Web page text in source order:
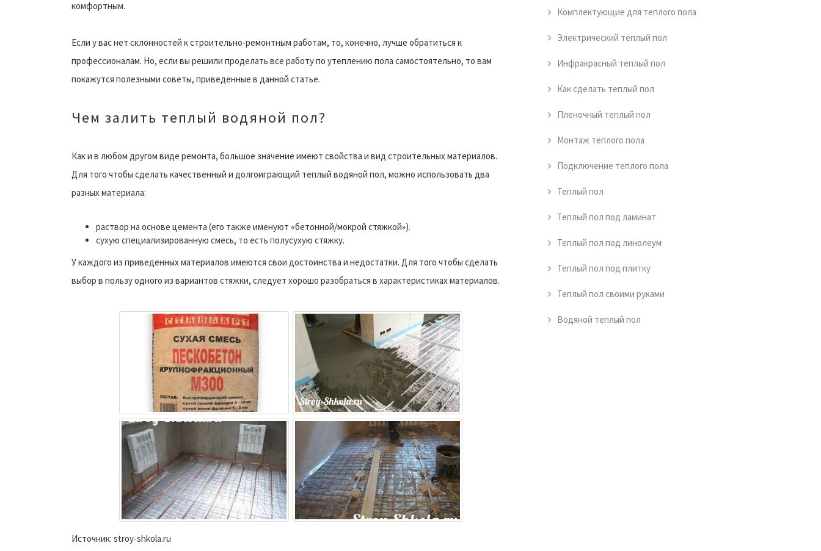
комфортным.
Если у вас нет склонностей к строительно-ремонтным работам, то, конечно, лучше обратиться к
профессионалам. Но, если вы решили проделать все работу по утеплению пола самостоятельно, то вам
покажутся полезными советы, приведенные в данной статье.
Чем залить теплый водяной пол?
Как и в любом другом виде ремонта, большое значение имеют свойства и вид строительных материалов.
Для того чтобы сделать качественный и долгоиграющий теплый водяной пол, можно использовать два
разных материала:
раствор на основе цемента (его также именуют «бетонной/мокрой стяжкой»).
сухую специализированную смесь, то есть полусухую стяжку.
У каждого из приведенных материалов имеются свои достоинства и недостатки. Для того чтобы сделать
выбор в пользу одного из вариантов стяжки, следует хорошо разобраться в характеристиках материалов.
Источник: stroy-shkola.ru
Комплектующие для теплого пола
Электрический теплый пол
Инфракрасный теплый пол
Как сделать теплый пол
Пленочный теплый пол
Монтаж теплого пола
Подключение теплого пола
Теплый пол
Теплый пол под ламинат
Теплый пол под линолеум
Теплый пол под плитку
Теплый пол своими руками
Водяной теплый пол